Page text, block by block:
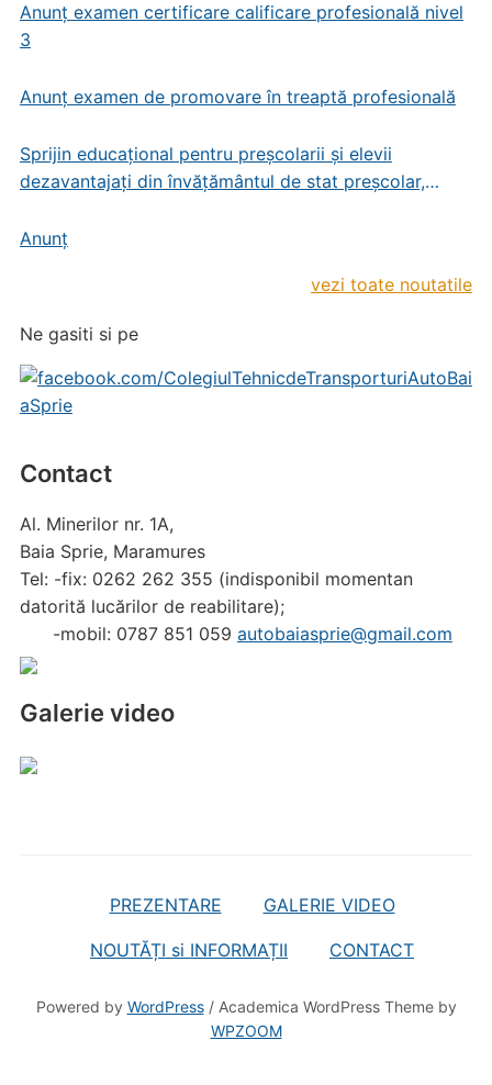
Anunț examen certificare calificare profesională nivel
3
Anunț examen de promovare în treaptă profesională
Sprijin educațional pentru preșcolarii și elevii
dezavantajați din învățământul de stat preșcolar,
Anunț
vezi toate noutatile
Ne gasiti si pe
Contact
Al. Minerilor nr. 1A,
Baia Sprie, Maramures
Tel: -fix: 0262 262 355 (indisponibil momentan
datorită lucărilor de reabilitare);
-mobil: 0787 851 059 autobaiasprie@gmail.com
Galerie video
PREZENTARE GALERIE VIDEO
NOUTĂȚI si INFORMAȚII CONTACT
Powered by WordPress/ Academica WordPress Theme by
WPZOOM